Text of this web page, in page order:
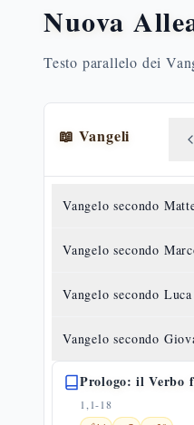
Nuova
Testo parallelo dei
📖 Vangeli
Vangelo secondo
Vangelo secondo
Vangelo secondo Luca
Vangelo secondo
Prologo: il Verbo
1,1-18